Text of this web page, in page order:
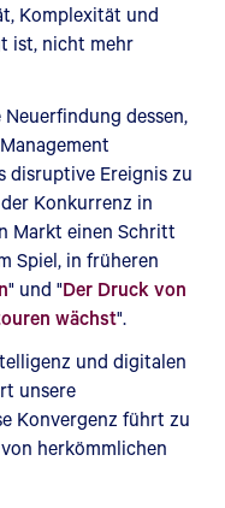
Komplexität und
ist, nicht mehr
dessen,
disruptive Ereignis zu
Konkurrenz in
Markt einen Schritt
Spiel, in früheren
" und "Der Druck von
wächst".
und digitalen
unsere
Konvergenz führt zu
herkömmlichen